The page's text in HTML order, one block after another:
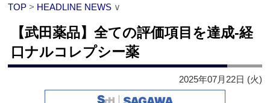
TOP > HEADLINE NEWS ∨
【武田薬品】全ての評価項目を達成‐経
口ナルコレプシー薬
2025年07月22日 (火)